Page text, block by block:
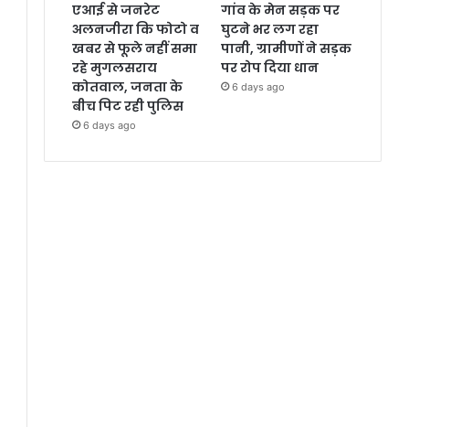
एआई से जनरेट
अलनजीरा कि फोटो व
खबर से फूले नहीं समा
रहे मुगलसराय
कोतवाल, जनता के
बीच पिट रही पुलिस
6 days ago
गांव के मेन सड़क पर
घुटने भर लग रहा
पानी, ग्रामीणों ने सड़क
पर रोप दिया धान
6 days ago